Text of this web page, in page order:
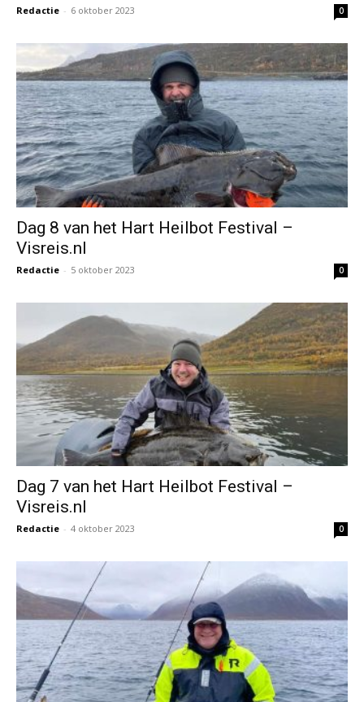
Redactie - 6 oktober 2023 0
Dag 8 van het Hart Heilbot Festival –
Visreis.nl
Redactie - 5 oktober 2023 0
Dag 7 van het Hart Heilbot Festival –
Visreis.nl
Redactie - 4 oktober 2023 0